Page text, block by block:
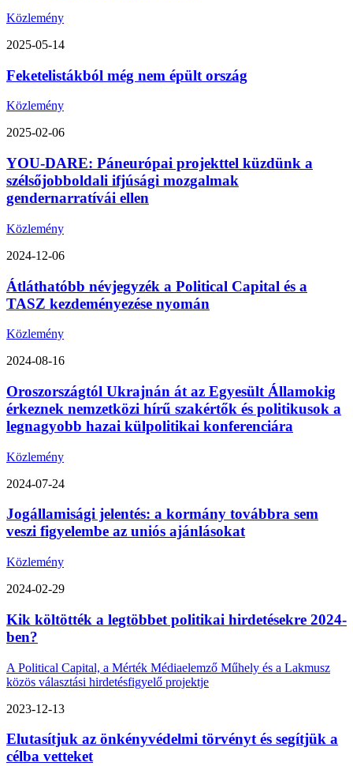
Közlemény
2025-05-14
Feketelistákból még nem épült ország
Közlemény
2025-02-06
YOU-DARE: Páneurópai projekttel küzdünk a
szélsőjobboldali ifjúsági mozgalmak
gendernarratívái ellen
Közlemény
2024-12-06
Átláthatóbb névjegyzék a Political Capital és a
TASZ kezdeményezése nyomán
Közlemény
2024-08-16
Oroszországtól Ukrajnán át az Egyesült Államokig
érkeznek nemzetközi hírű szakértők és politikusok a
legnagyobb hazai külpolitikai konferenciára
Közlemény
2024-07-24
Jogállamisági jelentés: a kormány továbbra sem
veszi figyelembe az uniós ajánlásokat
Közlemény
2024-02-29
Kik költötték a legtöbbet politikai hirdetésekre 2024-
ben?
A Political Capital, a Mérték Médiaelemző Műhely és a Lakmusz
közös választási hirdetésfigyelő projektje
2023-12-13
Elutasítjuk az önkényvédelmi törvényt és segítjük a
célba vetteket